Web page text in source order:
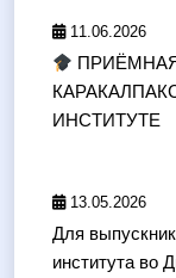
11.06.2026
ИНСТИТУТЕ
13.05.2026
Для
института во